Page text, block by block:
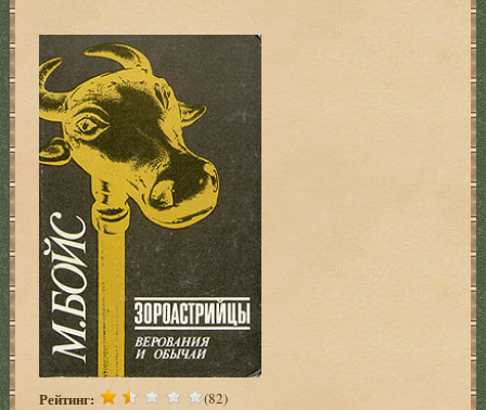
Рейтинг: (82)